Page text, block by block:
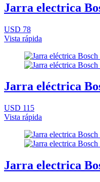
Jarra electrica
USD 78
Vista rápida
Jarra eléctrica
USD 115
Vista rápida
Jarra electrica